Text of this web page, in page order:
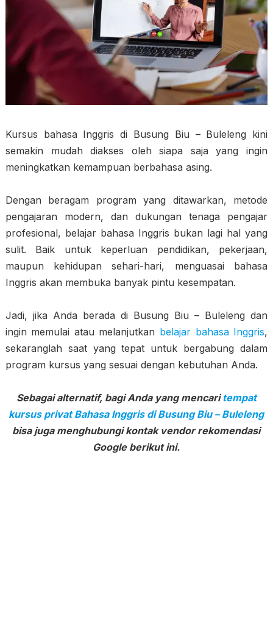
Kursus bahasa Inggris di Busung Biu – Buleleng kini
semakin mudah diakses oleh siapa saja yang ingin
meningkatkan kemampuan berbahasa asing.
Dengan beragam program yang ditawarkan, metode
pengajaran modern, dan dukungan tenaga pengajar
profesional, belajar bahasa Inggris bukan lagi hal yang
sulit. Baik untuk keperluan pendidikan, pekerjaan,
maupun kehidupan sehari-hari, menguasai bahasa
Inggris akan membuka banyak pintu kesempatan.
Jadi, jika Anda berada di Busung Biu – Buleleng dan
ingin memulai atau melanjutkan belajar bahasa Inggris,
sekaranglah saat yang tepat untuk bergabung dalam
program kursus yang sesuai dengan kebutuhan Anda.
Sebagai alternatif, bagi Anda yang mencaritempat
kursus privat Bahasa Inggris di Busung Biu – Buleleng
bisa juga menghubungi kontak vendor rekomendasi
Google berikut ini.